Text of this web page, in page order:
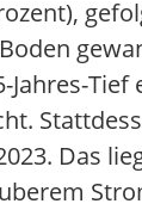
Jahres-
Das